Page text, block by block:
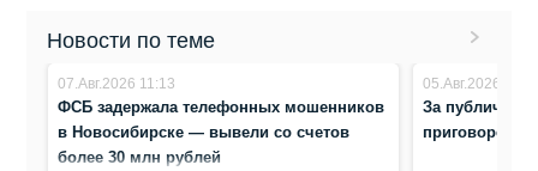
Новости по теме
07.Авг.2026 11:13
ФСБ задержала телефонных мошенников
в Новосибирске — вывели со счетов
более 30 млн рублей
05.Авг.2026
За
приговорены